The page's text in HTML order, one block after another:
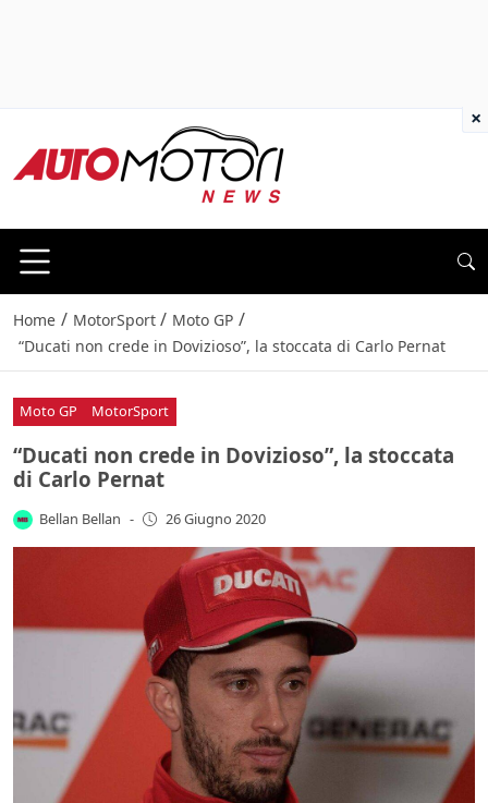
Home / MotorSport / Moto GP /
“Ducati non crede in Dovizioso”, la stoccata di Carlo Pernat
Moto GP MotorSport
“Ducati non crede in Dovizioso”, la stoccata
di Carlo Pernat
Bellan Bellan - 26 Giugno 2020
×